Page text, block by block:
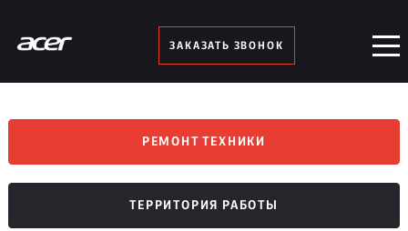
ЗАКАЗАТЬ ЗВОНОК
РЕМОНТ ТЕХНИКИ
ТЕРРИТОРИЯ РАБОТЫ